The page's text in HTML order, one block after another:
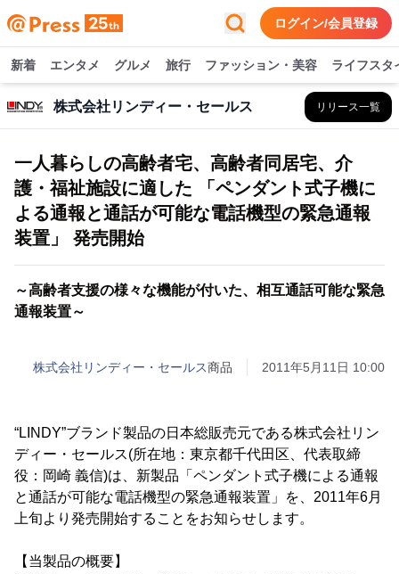
ログイン/会員登録
新着 エンタメ グルメ 旅行 ファッション・美容 ライフスタ
株式会社リンディー・セールス リリース一覧
一人暮らしの高齢者宅、高齢者同居宅、介
護・福祉施設に適した 「ペンダント式子機に
よる通報と通話が可能な電話機型の緊急通報
装置」 発売開始
～高齢者支援の様々な機能が付いた、相互通話可能な緊急
通報装置～
株式会社リンディー・セールス商品 2011年5月11日 10:00
“LINDY”ブランド製品の日本総販売元である株式会社リン
ディー・セールス(所在地：東京都千代田区、代表取締
役：岡崎 義信)は、新製品「ペンダント式子機による通報
と通話が可能な電話機型の緊急通報装置」を、2011年6月
上旬より発売開始することをお知らせします。
【当製品の概要】